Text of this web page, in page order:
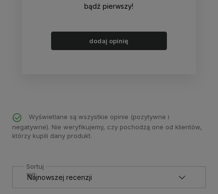
bądź pierwszy!
dodaj opinię
Wyświetlane są wszystkie opinie (pozytywne i
negatywne). Nie weryfikujemy, czy pochodzą one od klientów,
którzy kupili dany produkt.
Sortuj
wg